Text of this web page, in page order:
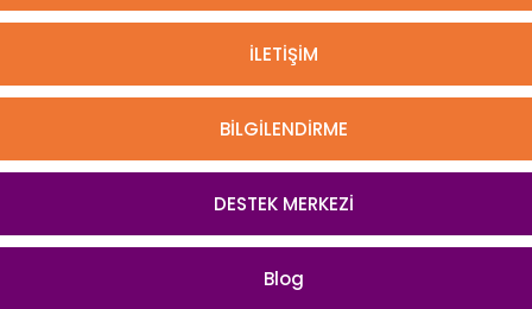
İLETİŞİM
BİLGİLENDİRME
DESTEK MERKEZİ
Blog